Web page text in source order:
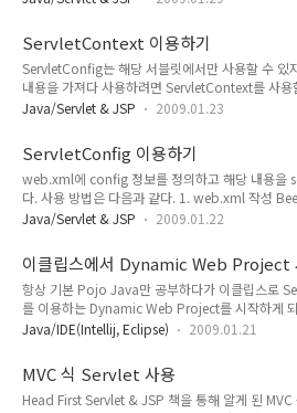
doGet(HttpServletRequest request,
IOException, ServletException {
PrintWriter out = response.getWriter();
ServletContext 이용하기
ServletConfig는 해당 서블릿에서만 사용할 수 있
내용을 가져다 사용하려면 ServletContext를 사
ServletConfig와 마찬가지로 web.xml을 사용하며
App 전역에서 사용할 수 있다.
컨테이너(ex:톰캣) 차원에서 initialize 하고
성을 이용해서 컨테이너가
추가한 후,..
Java/Servlet & JSP 2009.01.23
ServletConfig 이용하기
web.xml에 config 정보를 정의하고 해당 내용을
다. 사용 방법은 다음과 같다. 1. web.xml 작성
com.example.TestInitParams adminEmail
param을 통해서 param-name(변수명)을 정하고
사용할 수 있다. 2.
com.example; import java.io.IOException;
Java/Servlet & JSP 2009.01.22
이클립스에서 Dynamic Web Project
항상 기본 Pojo Java만 공부하다가 이클립스로
를 이용하는 Dynamic Web Project를 시작하게
깔리는 것이 아니었다. 그래서 정리 차원에서 블로그
해야 한다. 설치하지 않을 경우 'New -> Project'에
Web Project가 보이지 않는 것 같다. 다운은
http://download.eclipse.org/webtools/
Java/IDE(Intellij, Eclipse) 2009.01.21
MVC 식 Servlet 사용
Head First Servlet & JSP 책을 통해 알게 된